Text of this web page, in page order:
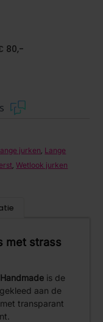
80,-
jurken, Lange
,Wetlook jurken
met strass
is de
aan de
transparant